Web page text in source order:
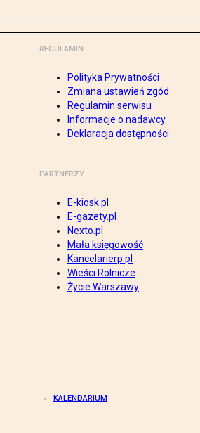
REGULAMIN
Polityka Prywatności
Zmiana ustawień zgód
Regulamin serwisu
Informacje o nadawcy
Deklaracja dostępności
PARTNERZY
E-kiosk.pl
E-gazety.pl
Nexto.pl
Mała księgowość
Kancelarierp.pl
Wieści Rolnicze
Życie Warszawy
KALENDARIUM